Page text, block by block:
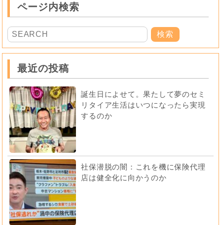
ページ内検索
最近の投稿
誕生日によせて。果たして夢のセミ
リタイア生活はいつになったら実現
するのか
社保潜脱の闇：これを機に保険代理
店は健全化に向かうのか